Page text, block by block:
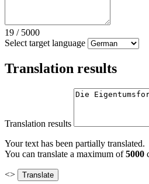
19 / 5000
Select target language
Translation results
Translation results
Your text has been partially translated.
You can translate a maximum of5000
<>